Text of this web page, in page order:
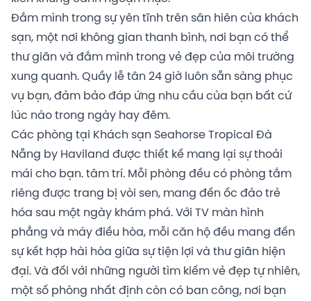
Đắm mình trong sự yên tĩnh trên sân hiên của khách
sạn, một nơi không gian thanh bình, nơi bạn có thể
thư giãn và đắm mình trong vẻ đẹp của môi trường
xung quanh. Quầy lễ tân 24 giờ luôn sẵn sàng phục
vụ bạn, đảm bảo đáp ứng nhu cầu của bạn bất cứ
lúc nào trong ngày hay đêm.
Các phòng tại Khách sạn Seahorse Tropical Đà
Nẵng by Haviland được thiết kế mang lại sự thoải
mái cho bạn. tâm trí. Mỗi phòng đều có phòng tắm
riêng được trang bị vòi sen, mang đến ốc đảo trẻ
hóa sau một ngày khám phá. Với TV màn hình
phẳng và máy điều hòa, mỗi căn hộ đều mang đến
sự kết hợp hài hòa giữa sự tiện lợi và thư giãn hiện
đại. Và đối với những người tìm kiếm vẻ đẹp tự nhiên,
một số phòng nhất định còn có ban công, nơi bạn